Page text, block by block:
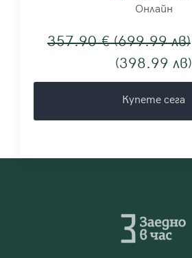
Онлайн
357.90 € (699.99 лв)
(398.99 лв)
Купете сега